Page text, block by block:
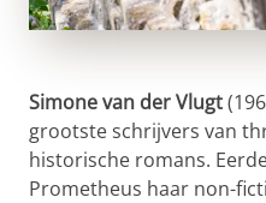
Simone van der Vlugt
grootste schrijvers van
historische romans.
Prometheus haar non-